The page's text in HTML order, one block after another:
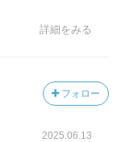
詳細をみる
フォロー
2025.06.13